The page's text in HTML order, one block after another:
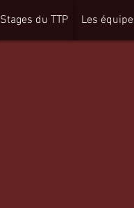
Stages du TTP Les